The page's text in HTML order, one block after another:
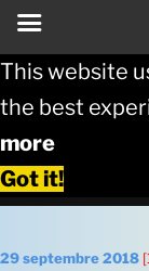
This website
the best
more
Got it!
Aller
au
29 septembre 2018